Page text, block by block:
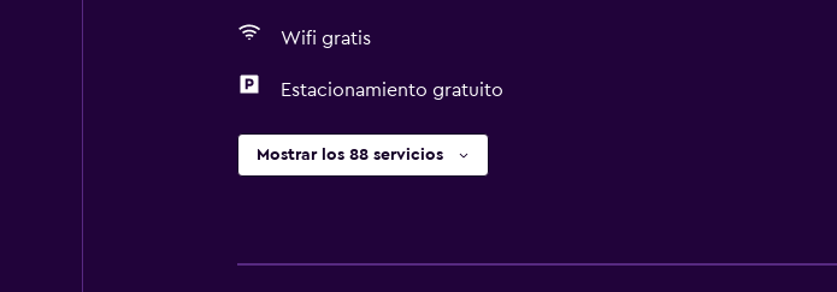
Wifi gratis
Estacionamiento gratuito
Mostrar los 88 servicios